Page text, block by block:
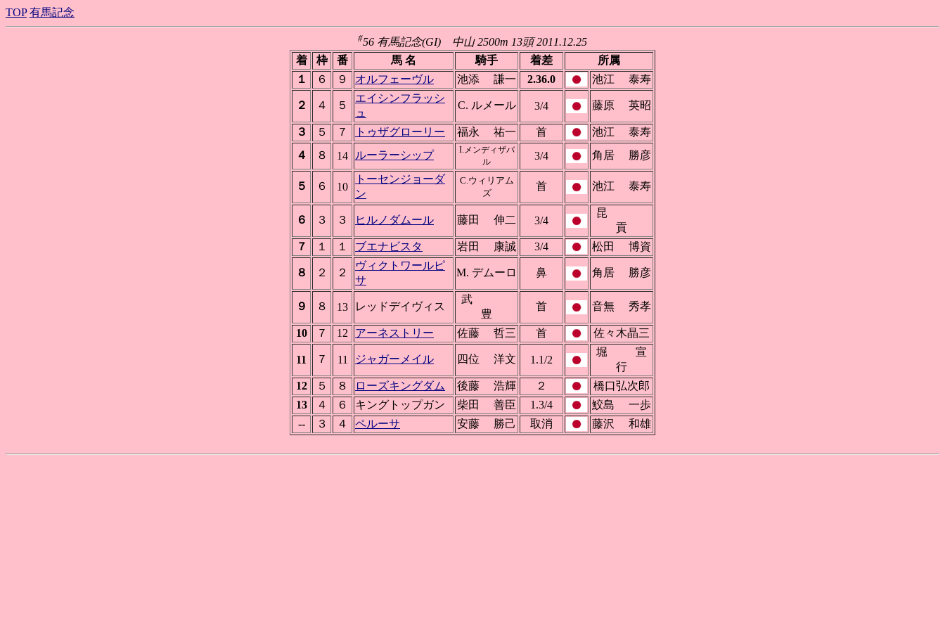
TOP 有馬記念
#56 有馬記念(GI) 中山 2500m 13頭 2011.12.25
着
枠 番 馬 名 騎手 着差
所属
１
６ ９ オルフェーヴル 池添 謙一 2.36.0 池江 泰寿
２ ４ ５
エイシンフラッシ
ュ
C. ルメール 3/4 藤原 英昭
３ ５ ７ トゥザグローリー 福永 祐一 首
池江 泰寿
４
８ 14 ルーラーシップ
I.メンディザバ
ル
3/4 角居 勝彦
５ ６ 10
トーセンジョーダ
ン
C.ウィリアム
ズ
首 池江 泰寿
６ ３ ３ ヒルノダムール 藤田 伸二 3/4
昆
貢
７
１ １ ブエナビスタ 岩田 康誠 3/4 松田 博資
８ ２ ２
ヴィクトワールピ
サ
M. デムーロ 鼻 角居 勝彦
９ ８ 13 レッドデイヴィス
武
豊
首 音無 秀孝
10 ７ 12 アーネストリー 佐藤 哲三 首 佐々木晶三
11 ７ 11 ジャガーメイル 四位 洋文 1.1/2
堀 宣
行
12
５ ８ ローズキングダム 後藤 浩輝 ２
橋口弘次郎
13
４ ６ キングトップガン 柴田 善臣 1.3/4
鮫島 一歩
--
３ ４ ペルーサ 安藤 勝己 取消 藤沢 和雄